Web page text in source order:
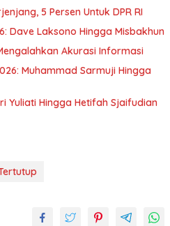
5 Persen Untuk DPR RI
Dave Laksono Hingga Misbakhun
Akurasi Informasi
Muhammad Sarmuji Hingga
Yuliati Hingga Hetifah Sjaifudian